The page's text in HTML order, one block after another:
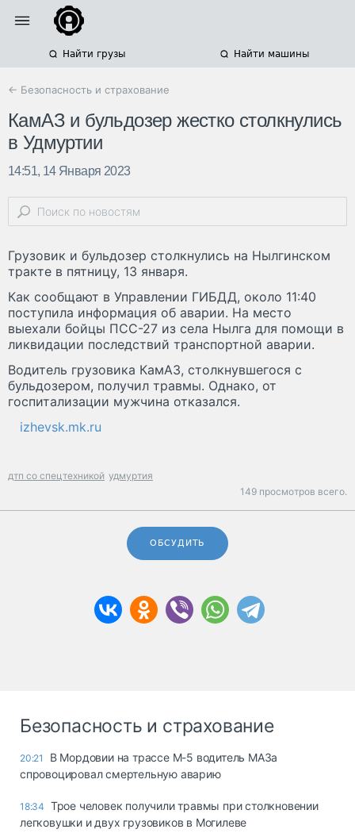
Найти грузы Найти машины
← Безопасность и страхование
КамАЗ и бульдозер жестко столкнулись
в Удмуртии
14:51, 14 Января 2023
Грузовик и бульдозер столкнулись на Нылгинском
тракте в пятницу, 13 января.
Как сообщают в Управлении ГИБДД, около 11:40
поступила информация об аварии. На место
выехали бойцы ПСС-27 из села Нылга для помощи в
ликвидации последствий транспортной аварии.
Водитель грузовика КамАЗ, столкнувшегося с
бульдозером, получил травмы. Однако, от
госпитализации мужчина отказался.
izhevsk.mk.ru
дтп со спецтехникой удмуртия
149 просмотров всего.
ОБСУДИТЬ
Безопасность и страхование
20:21
В Мордовии на трассе М-5 водитель МАЗа
спровоцировал смертельную аварию
18:34 Трое человек получили травмы при столкновении
легковушки и двух грузовиков в Могилеве